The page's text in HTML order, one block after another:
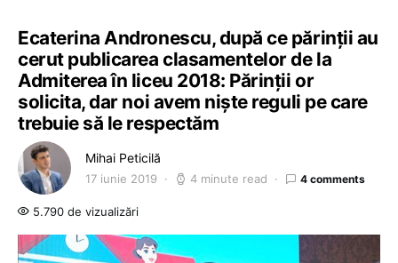
Ecaterina Andronescu, după ce părinții au
cerut publicarea clasamentelor de la
Admiterea în liceu 2018: Părinții or
solicita, dar noi avem niște reguli pe care
trebuie să le respectăm
Mihai Peticilă
17 iunie 2019 4 minute read 4 comments
5.790 de vizualizări